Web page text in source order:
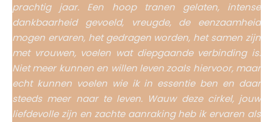
prachtig jaar. Een hoop tranen gelaten, intense
dankbaarheid gevoeld, vreugde, de eenzaamheid
mogen ervaren, het gedragen worden, het samen zijn
met vrouwen, voelen wat diepgaande verbinding is.
Niet meer kunnen en willen leven zoals hiervoor, maar
echt kunnen voelen wie ik in essentie ben en daar
steeds meer naar te leven. Wauw deze cirkel, jouw
liefdevolle zijn en zachte aanraking heb ik ervaren als